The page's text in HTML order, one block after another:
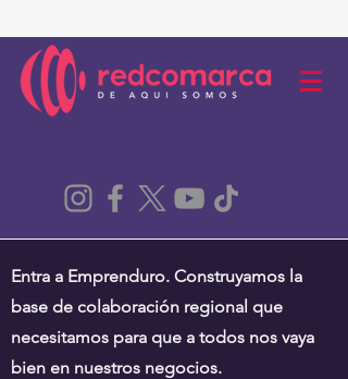
Entra a Emprenduro. Construyamos la
base de colaboración regional que
necesitamos para que a todos nos vaya
bien en nuestros negocios.